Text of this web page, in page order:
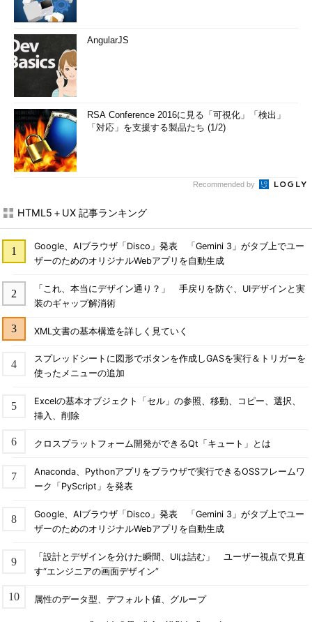
AngularJS
RSA Conference 2016に見る「可視化」「検出」
「対応」を支援する製品たち (1/2)
Recommended by
HTML5＋UX 記事ランキング
Google、AIブラウザ「Disco」発表 「Gemini 3」がタブ上でユー
ザーのためのオリジナルWebアプリを自動生成
「これ、本当にデザイン通り？」 手戻りを防ぐ、UIデザインと実
装のギャップ解消術
XML文書の基本構造を詳しく見ていく
スプレッドシートに図形でボタンを作成しGASを実行＆トリガーを
使ったメニューの追加
Excelの基本オブジェクト「セル」の参照、移動、コピー、選択、
挿入、削除
クロスプラットフォーム開発ができるQt「キュート」とは
Anaconda、Pythonアプリをブラウザで実行できるOSSフレームワ
ーク「PyScript」を発表
Google、AIブラウザ「Disco」発表 「Gemini 3」がタブ上でユー
ザーのためのオリジナルWebアプリを自動生成
「設計とデザインを分けた瞬間、UIは詰む」 ユーザー視点で見直
す“エンジニアの画面デザイン”
属性のデータ型、デフォルト値、グループ